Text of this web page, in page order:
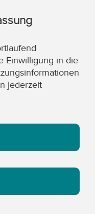
Einwilligung in die
jederzeit